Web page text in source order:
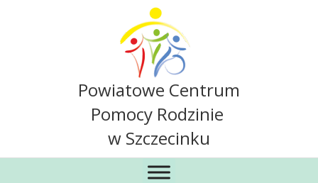
Powiatowe Centrum
Pomocy Rodzinie
w Szczecinku